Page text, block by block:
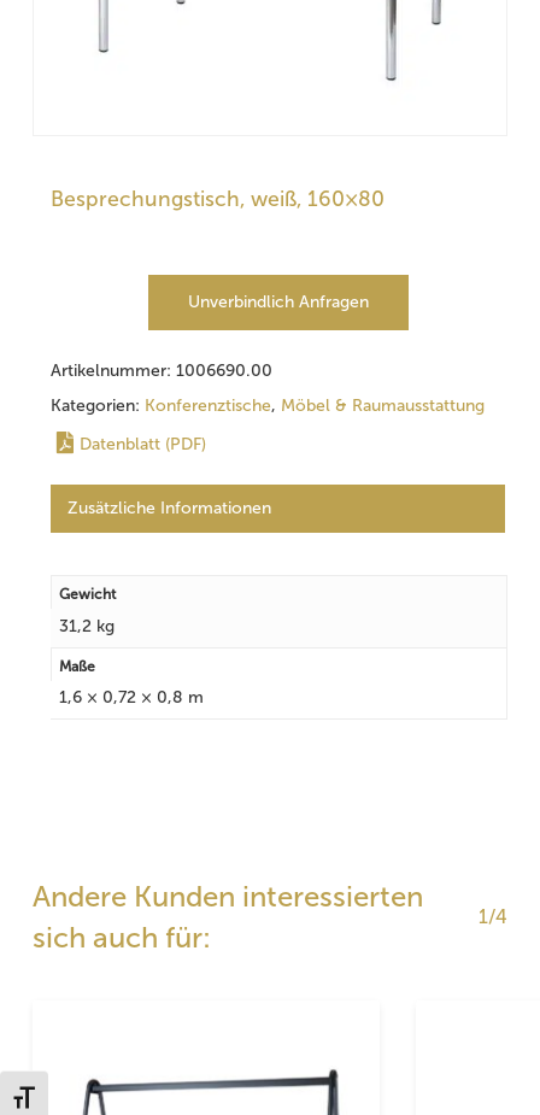
Schrift vergrößern
Besprechungstisch, weiß, 160×80
Unverbindlich Anfragen
Artikelnummer: 1006690.00
Kategorien: Konferenztische, Möbel & Raumausstattung
Datenblatt (PDF)
Zusätzliche Informationen
Gewicht
31,2 kg
Maße
1,6 × 0,72 × 0,8 m
Andere Kunden interessierten
sich auch für:
1/4